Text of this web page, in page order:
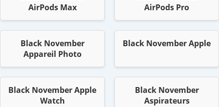
AirPods Max
AirPods Pro
Black November
Appareil Photo
Black November Apple
Black November Apple
Watch
Black November
Aspirateurs